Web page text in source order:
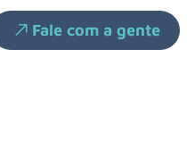
Fale com a gente